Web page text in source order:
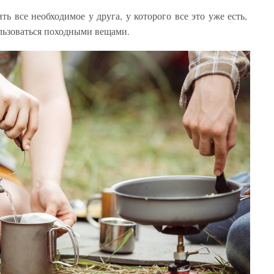
все необходимое у друга, у которого все это уже есть,
походными вещами.